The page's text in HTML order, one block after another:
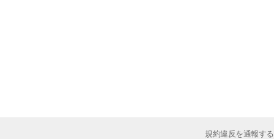
規約違反を通報する